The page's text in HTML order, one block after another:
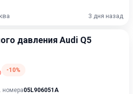
3 дня назад
давления Audi Q5
-10%
номера05L906051A